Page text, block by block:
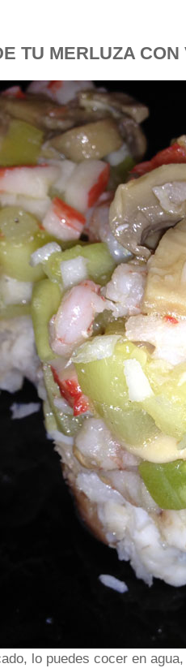
TU MERLUZA CON
lo puedes cocer en